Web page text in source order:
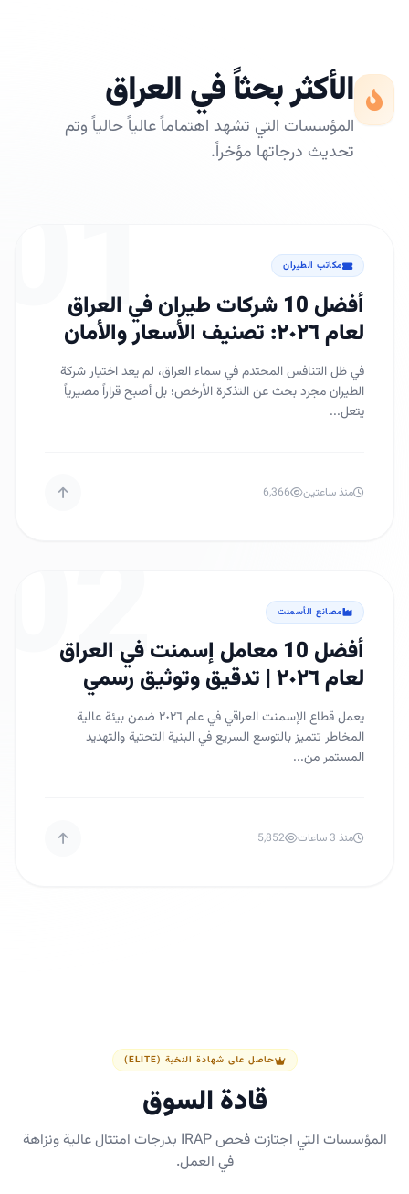
الأكثر بحثاً في العراق
المؤسسات التي تشهد اهتماماً عالياً حالياً وتم
تحديث درجاتها مؤخراً.
مكاتب الطيران
أفضل 10 شركات طيران في العراق
لعام ٢٠٢٦: تصنيف الأسعار والأمان
في ظل التنافس المحتدم في سماء العراق، لم يعد اختيار شركة
الطيران مجرد بحث عن التذكرة الأرخص؛ بل أصبح قراراً مصيرياً
يتعل...
منذ ساعتين 6,366
مصانع الأسمنت
أفضل 10 معامل إسمنت في العراق
لعام ٢٠٢٦ | تدقيق وتوثيق رسمي
يعمل قطاع الإسمنت العراقي في عام ٢٠٢٦ ضمن بيئة عالية
المخاطر تتميز بالتوسع السريع في البنية التحتية والتهديد
المستمر من...
منذ 3 ساعات 5,852
حاصل على شهادة النخبة (ELITE)
قادة السوق
المؤسسات التي اجتازت فحص IRAP بدرجات امتثال عالية ونزاهة
في العمل.